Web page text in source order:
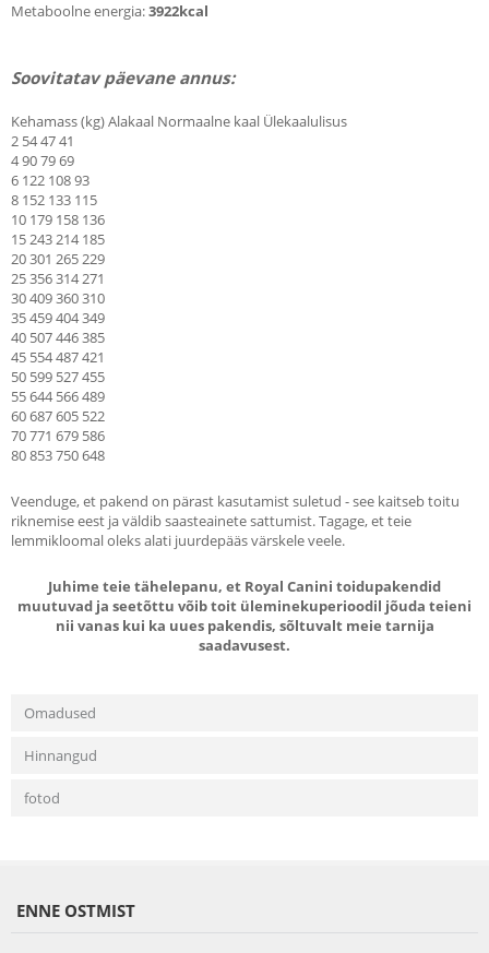
Metaboolne energia:3922kcal
Soovitatav päevane annus:
Kehamass (kg) Alakaal Normaalne kaal Ülekaalulisus
2 54 47 41
4 90 79 69
6 122 108 93
8 152 133 115
10 179 158 136
15 243 214 185
20 301 265 229
25 356 314 271
30 409 360 310
35 459 404 349
40 507 446 385
45 554 487 421
50 599 527 455
55 644 566 489
60 687 605 522
70 771 679 586
80 853 750 648
Veenduge, et pakend on pärast kasutamist suletud - see kaitseb toitu
riknemise eest ja väldib saasteainete sattumist. Tagage, et teie
lemmikloomal oleks alati juurdepääs värskele veele.
Juhime teie tähelepanu, et Royal Canini toidupakendid
muutuvad ja seetõttu võib toit üleminekuperioodil jõuda teieni
nii vanas kui ka uues pakendis, sõltuvalt meie tarnija
saadavusest.
Omadused
Hinnangud
fotod
ENNE OSTMIST